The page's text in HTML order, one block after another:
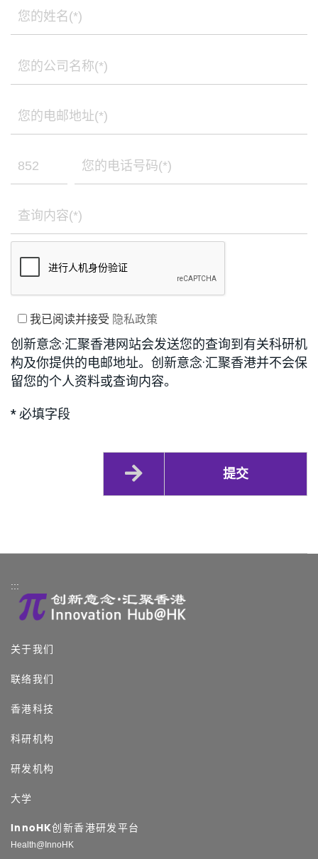
我已阅读并接受 隐私政策
创新意念·汇聚香港网站会发送您的查询到有关科研机
构及你提供的电邮地址。创新意念·汇聚香港并不会保
留您的个人资料或查询内容。
* 必填字段
提交
:::
关于我们
联络我们
香港科技
科研机构
研发机构
大学
InnoHK创新香港研发平台
Health@InnoHK